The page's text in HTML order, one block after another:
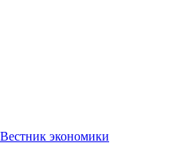
Вестник экономики